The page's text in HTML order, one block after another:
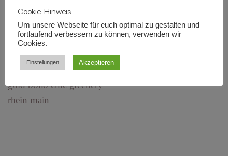
Shine Tischdeko Set
70,65€ inkl. MwSt
48,50€ inkl. MwSt
Cookie-Hinweis
Um unsere Webseite für euch optimal zu gestalten und
fortlaufend verbessern zu können, verwenden wir
Cookies.
Einstellungen Akzeptieren